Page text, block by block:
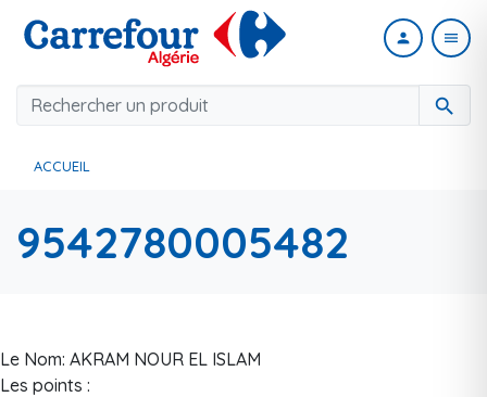
search
person menu
ACCUEIL
9542780005482
Le Nom: AKRAM NOUR EL ISLAM
Les points :